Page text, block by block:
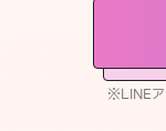
※LINEア